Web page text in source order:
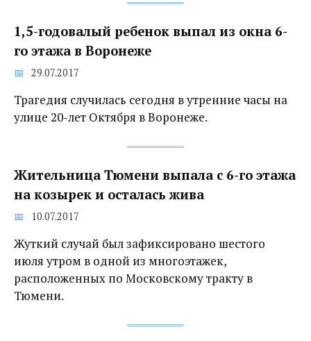
1,5-годовалый ребенок выпал из окна 6-
го этажа в Воронеже
29.07.2017
Трагедия случилась сегодня в утренние часы на
улице 20-лет Октября в Воронеже.
Жительница Тюмени выпала с 6-го этажа
на козырек и осталась жива
10.07.2017
Жуткий случай был зафиксировано шестого
июля утром в одной из многоэтажек,
расположенных по Московскому тракту в
Тюмени.